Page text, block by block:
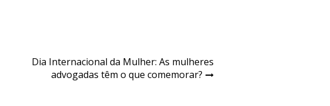
Dia Internacional da Mulher: As mulheres
advogadas têm o que comemorar?